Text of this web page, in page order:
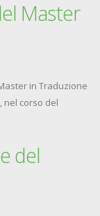
Master
in Traduzione
, nel corso del
del